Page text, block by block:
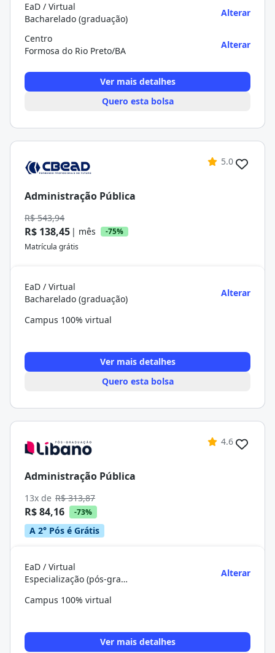
EaD / Virtual
Bacharelado (graduação)
Alterar
Centro
Formosa do Rio Preto/BA
Alterar
Ver mais detalhes
Quero esta bolsa
5.0
Administração Pública
R$ 543,94
R$ 138,45 | mês
-75%
Matrícula grátis
EaD / Virtual
Bacharelado (graduação)
Alterar
Campus 100% virtual
Ver mais detalhes
Quero esta bolsa
4.6
Administração Pública
13x de R$ 313,87
R$ 84,16 -73%
A 2° Pós é Grátis
EaD / Virtual
Especialização (pós-graduação)
Alterar
Campus 100% virtual
Ver mais detalhes